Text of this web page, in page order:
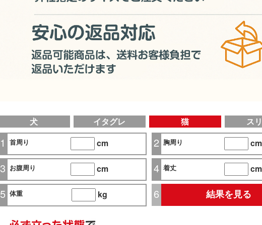
犬 イタグレ 猫 ス
1 首周り cm 2 胸周り cm
3 お腹周り cm 4 着丈 cm
5 体重 kg 6 結果を見る